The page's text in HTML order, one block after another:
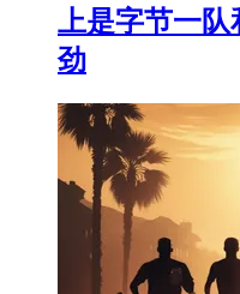
上是字节一队
劲